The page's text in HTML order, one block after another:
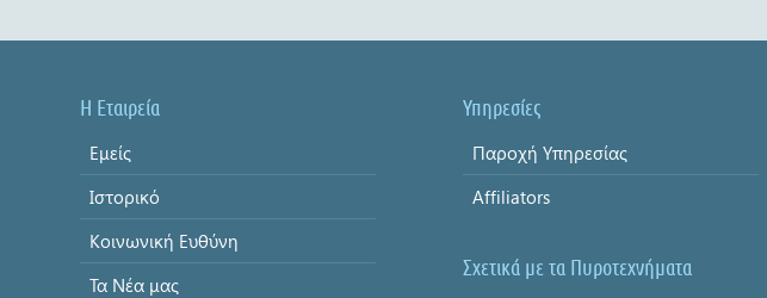
Η Εταιρεία
Εμείς
Ιστορικό
Κοινωνική Ευθύνη
Τα Νέα μας
Υπηρεσίες
Παροχή Υπηρεσίας
Affiliators
Σχετικά με τα Πυροτεχνήματα